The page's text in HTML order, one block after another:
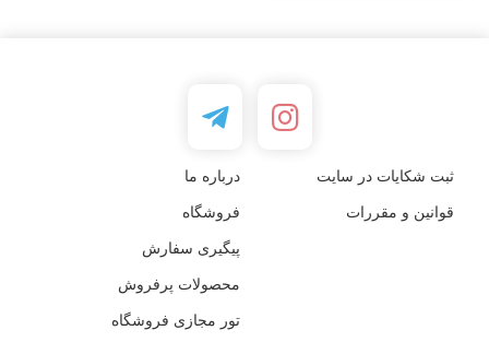
ثبت شکایات در سایت درباره ما
قوانین و مقررات فروشگاه
پیگیری سفارش
محصولات پرفروش
تور مجازی فروشگاه